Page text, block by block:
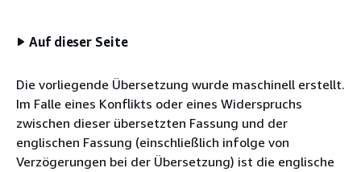
Auf dieser Seite
Die vorliegende Übersetzung wurde maschinell erstellt.
Im Falle eines Konflikts oder eines Widerspruchs
zwischen dieser übersetzten Fassung und der
englischen Fassung (einschließlich infolge von
Verzögerungen bei der Übersetzung) ist die englische